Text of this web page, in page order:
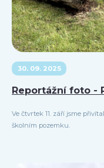
30. 09. 2025
Reportážní foto -
Ve čtvrtek 11. září jsme
školním pozemku.